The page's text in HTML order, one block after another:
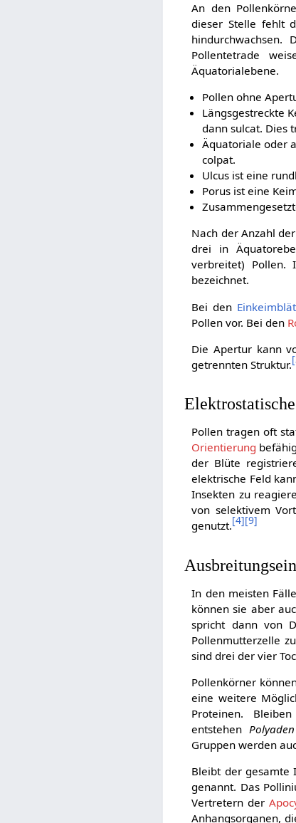
An den
dieser Stelle fehlt
Pollentetrade
Äquatorialebene.
Pollen ohne
Längsgestreckte
dann sulcat. Dies
Äquatoriale oder
colpat.
Ulcus ist eine
Porus ist eine
Nach der Anzahl
drei in
verbreitet) Pollen.
bezeichnet.
Bei den
Pollen vor. Bei den
Die Apertur kann
getrennten Struktur.[
Pollen tragen oft
Orientierung
der Blüte
elektrische Feld
Insekten zu
von selektivem
genutzt.[4][9]
In den meisten
können sie aber
spricht dann von
Pollenmutterzelle
sind drei der vier
Pollenkörner
eine weitere
Proteinen.
entstehen Polyaden
Gruppen werden
Bleibt der gesamte
genannt. Das
Vertretern der
Anhangsorganen,